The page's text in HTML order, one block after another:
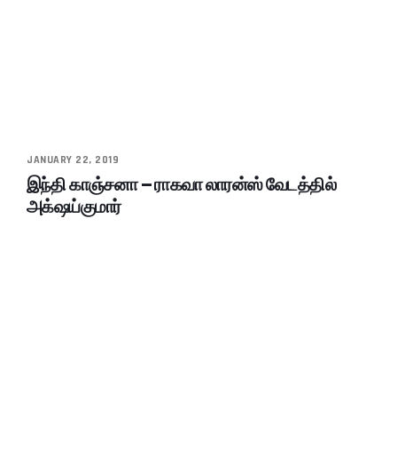
JANUARY 22, 2019
இந்தி காஞ்சனா – ராகவா லாரன்ஸ் வேடத்தில்
அக்‌ஷய்குமார்